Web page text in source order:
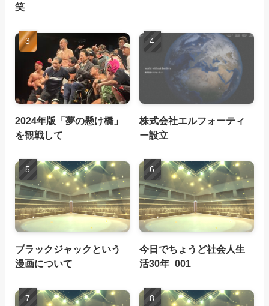
笑
2024年版「夢の懸け橋」
を観戦して
株式会社エルフォーティ
ー設立
ブラックジャックという
漫画について
今日でちょうど社会人生
活30年_001